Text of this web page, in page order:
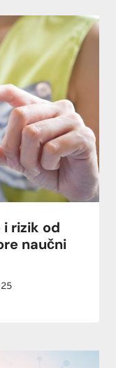
rizik od
naučni